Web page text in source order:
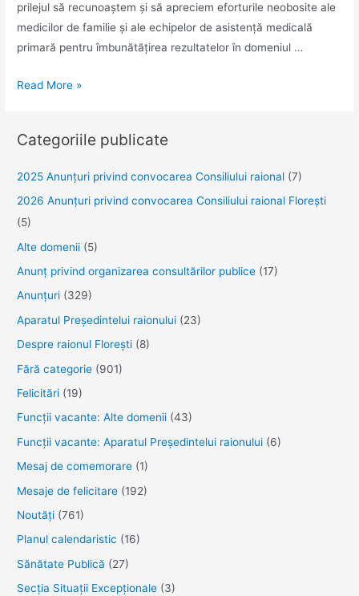
prilejul să recunoaștem și să apreciem eforturile neobosite ale
medicilor de familie și ale echipelor de asistență medicală
primară pentru îmbunătățirea rezultatelor în domeniul …
Mesaj
cu
Zilei
Internaționale
a
Medicului
de
Read More »
Categoriile publicate
2025 Anunţuri privind convocarea Consiliului raional (7)
2026 Anunțuri privind convocarea Consiliului raional Florești
(5)
Alte domenii (5)
Anunţ privind organizarea consultărilor publice (17)
Anunţuri (329)
Aparatul Preşedintelui raionului (23)
Despre raionul Floreşti (8)
Fără categorie (901)
Felicitări (19)
Funcţii vacante: Alte domenii (43)
Funcții vacante: Aparatul Președintelui raionului (6)
Mesaj de comemorare (1)
Mesaje de felicitare (192)
Noutăţi (761)
Planul calendaristic (16)
Sănătate Publică (27)
Secția Situații Excepționale (3)